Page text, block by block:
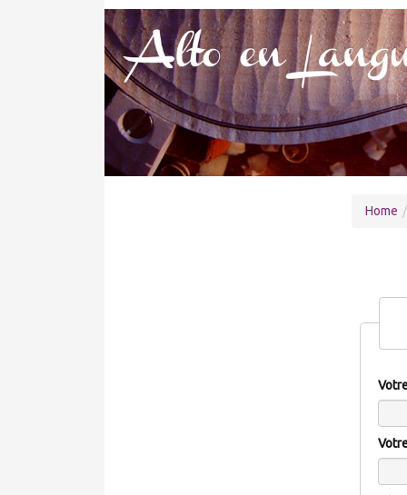
Home